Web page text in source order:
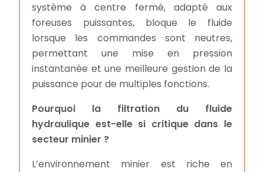
système à centre fermé, adapté aux
foreuses puissantes, bloque le fluide
lorsque les commandes sont neutres,
permettant une mise en pression
instantanée et une meilleure gestion de la
puissance pour de multiples fonctions.
Pourquoi la filtration du fluide
hydraulique est-elle si critique dans le
secteur minier ?
L’environnement minier est riche en